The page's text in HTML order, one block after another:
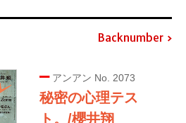
Backnumber
アンアン No. 2073
秘密の心理テス
ト。/櫻井翔